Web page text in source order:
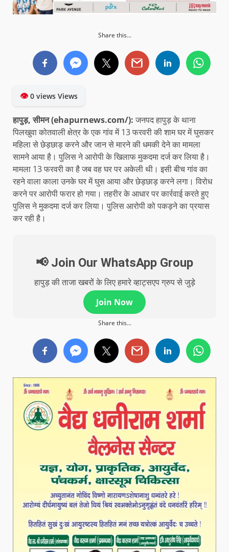
Share this...
👁0 views Views
हापुड़, सीमन (ehapurnews.com/): जनपद हापुड़ के थाना
पिलखुवा कोतवाली क्षेत्र के एक गांव में 13 फरवरी की शाम घर में घुसकर
महिला से छेड़छाड़ करने और जान से मारने की धमकी देने का मामला
सामने आया है। पुलिस ने आरोपी के खिलाफ मुकदमा दर्ज कर लिया है।
मामला 13 फरवरी का है जब वह घर पर अकेली थी। इसी बीच गांव का
रहने वाला काला उनके घर में घुस आया और छेड़छाड़ करने लगा। विरोध
करने पर आरोपी फरार हो गया। तहरीर के आधार पर कार्रवाई करते हुए
पुलिस ने मुकदमा दर्ज कर लिया। पुलिस आरोपी को पकड़ने का प्रयास
कर रही है।
📢 Join Our WhatsApp Group
हापुड़ की ताजा खबरों के लिए हमारे व्हाट्सएप ग्रुप से जुड़े
Join Now
Share this...